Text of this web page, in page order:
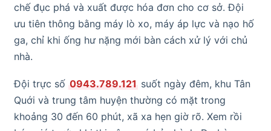
chế đục phá và xuất được hóa đơn cho cơ sở. Đội
ưu tiên thông bằng máy lò xo, máy áp lực và nạo hố
ga, chỉ khi ống hư nặng mới bàn cách xử lý với chủ
nhà.
Đội trực số 0943.789.121 suốt ngày đêm, khu Tân
Quới và trung tâm huyện thường có mặt trong
khoảng 30 đến 60 phút, xã xa hẹn giờ rõ. Xem rồi